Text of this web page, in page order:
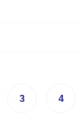
3 4